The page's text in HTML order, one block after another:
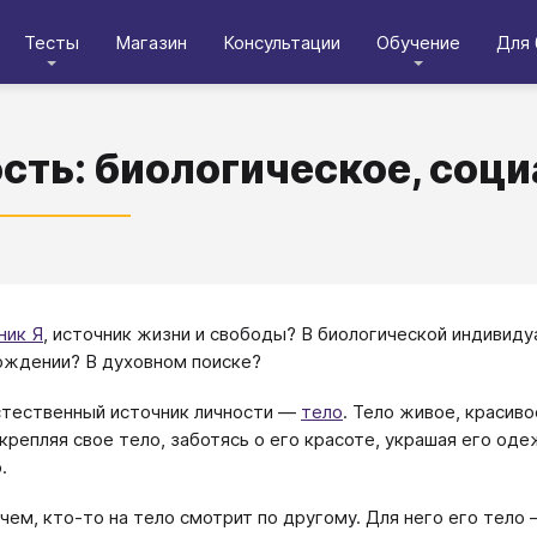
Тесты Магазин Консультации Обучение Для
биологическое,
Я, источник жизни и свободы? В биологической
В духовном поиске?
источник личности — тело. Тело живое,
свое тело, заботясь о его красоте, украшая его
кто-то на тело смотрит по другому. Для него его